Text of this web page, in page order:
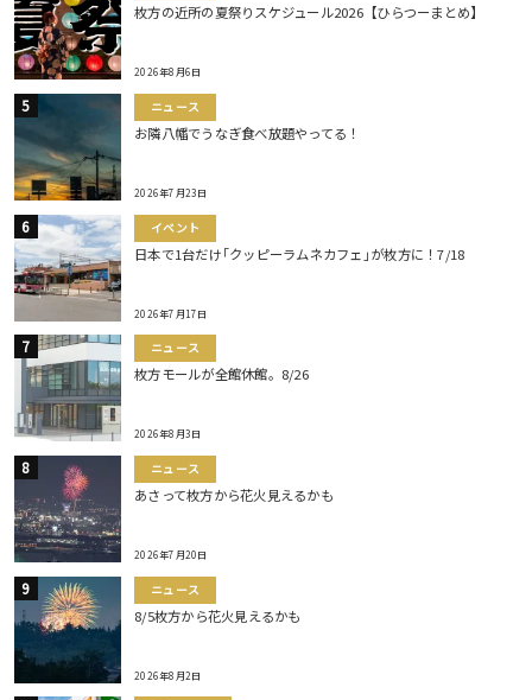
枚方の近所の夏祭りスケジュール2026【ひらつーまとめ】
2026年8月6日
ニュース
お隣八幡でうなぎ食べ放題やってる！
2026年7月23日
イベント
日本で1台だけ｢クッピーラムネカフェ｣が枚方に！7/18
2026年7月17日
ニュース
枚方モールが全館休館。8/26
2026年8月3日
ニュース
あさって枚方から花火見えるかも
2026年7月20日
ニュース
8/5枚方から花火見えるかも
2026年8月2日